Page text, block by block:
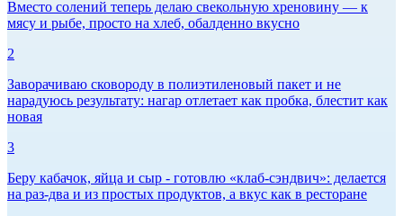
Вместо солений теперь делаю свекольную хреновину — к
мясу и рыбе, просто на хлеб, обалденно вкусно
2
Заворачиваю сковороду в полиэтиленовый пакет и не
нарадуюсь результату: нагар отлетает как пробка, блестит как
новая
3
Беру кабачок, яйца и сыр - готовлю «клаб-сэндвич»: делается
на раз-два и из простых продуктов, а вкус как в ресторане